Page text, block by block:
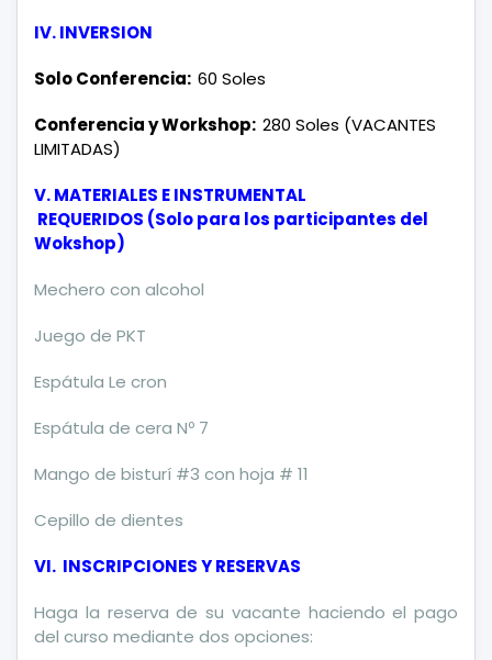
IV. INVERSION
Solo Conferencia: 60 Soles
Conferencia y Workshop: 280 Soles (VACANTES
LIMITADAS)
V. MATERIALES E INSTRUMENTAL
REQUERIDOS (Solo para los participantes del
Wokshop)
Mechero con alcohol
Juego de PKT
Espátula Le cron
Espátula de cera Nº 7
Mango de bisturí #3 con hoja # 11
Cepillo de dientes
VI. INSCRIPCIONES Y RESERVAS
Haga la reserva de su vacante haciendo el pago
del curso mediante dos opciones: